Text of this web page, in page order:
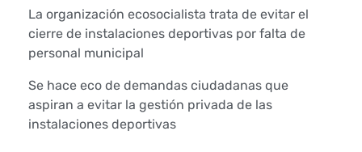
La organización ecosocialista trata de evitar el
cierre de instalaciones deportivas por falta de
personal municipal
Se hace eco de demandas ciudadanas que
aspiran a evitar la gestión privada de las
instalaciones deportivas